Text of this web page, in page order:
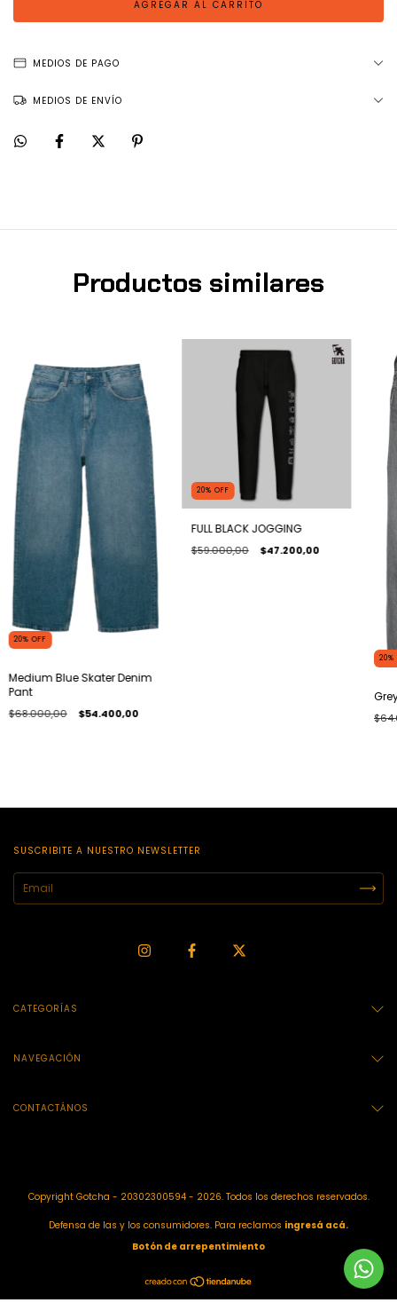
MEDIOS DE PAGO
MEDIOS DE ENVÍO
Productos similares
20%OFF
Medium Blue Skater Denim
Pant
$68.000,00 $54.400,00
20% OFF
FULL BLACK JOGGING
$59.000,00 $47.200,00
20%
SUSCRIBITE A NUESTRO NEWSLETTER
CATEGORÍAS
NAVEGACIÓN
CONTACTÁNOS
Copyright Gotcha - 20302300594 - 2026. Todos los derechos reservados.
Defensa de las y los consumidores. Para reclamos ingresá acá.
Botón de arrepentimiento